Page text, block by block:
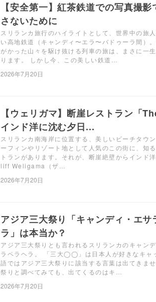
【安全第一】紅茶鉄道での写真撮
さないために
スリランカ旅行のハイライトとして、世界中の旅
い高地鉄道（キャンディ〜エラ〜バドゥーラ間）
がかった山々を駆け抜ける列車の旅は、まさに一
ります。 しかし今、この美しい鉄道…
2026年7月20日
【ウェリガマ】断崖レストラン「
インド洋に沈む夕日...
スリランカ南海岸に位置する、美しいビーチタウ
ーフィンやリゾート地として人気のこの街に、知
トランがあります。それが、断崖絶壁からインド
liff Weligama（ザ…
2026年7月20日
アジア三大祭り「キャンディ・エサ
ラ」は本当か？
アジア三大祭りとも言われるスリランカのキャン
ラペラヘラ。 「三大◯◯」は日本人が好きなキャ
語ではアジア三大祭りに該当する言葉は出てきま
祭りと調べてみても、出てくるのはキ…
2026年7月20日